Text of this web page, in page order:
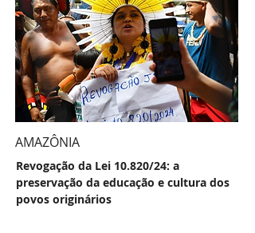
AMAZÔNIA
Revogação da Lei 10.820/24: a
preservação da educação e cultura dos
povos originários